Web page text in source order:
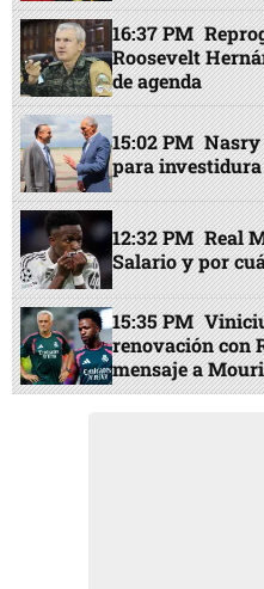
16:37 PM
Roosevelt
de agenda
15:02 PM Nasry
para
12:32 PM Real
Salario y por
15:35 PM
renovación con
mensaje a